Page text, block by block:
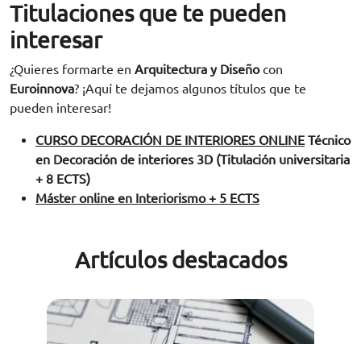
Titulaciones que te pueden
interesar
¿Quieres formarte en Arquitectura y Diseñocon
Euroinnova? ¡Aquí te dejamos algunos títulos que te
pueden interesar!
CURSO DECORACIÓN DE INTERIORES ONLINETécnico
en Decoración de interiores 3D (Titulación universitaria
+ 8 ECTS)
Máster online en Interiorismo + 5 ECTS
Artículos destacados